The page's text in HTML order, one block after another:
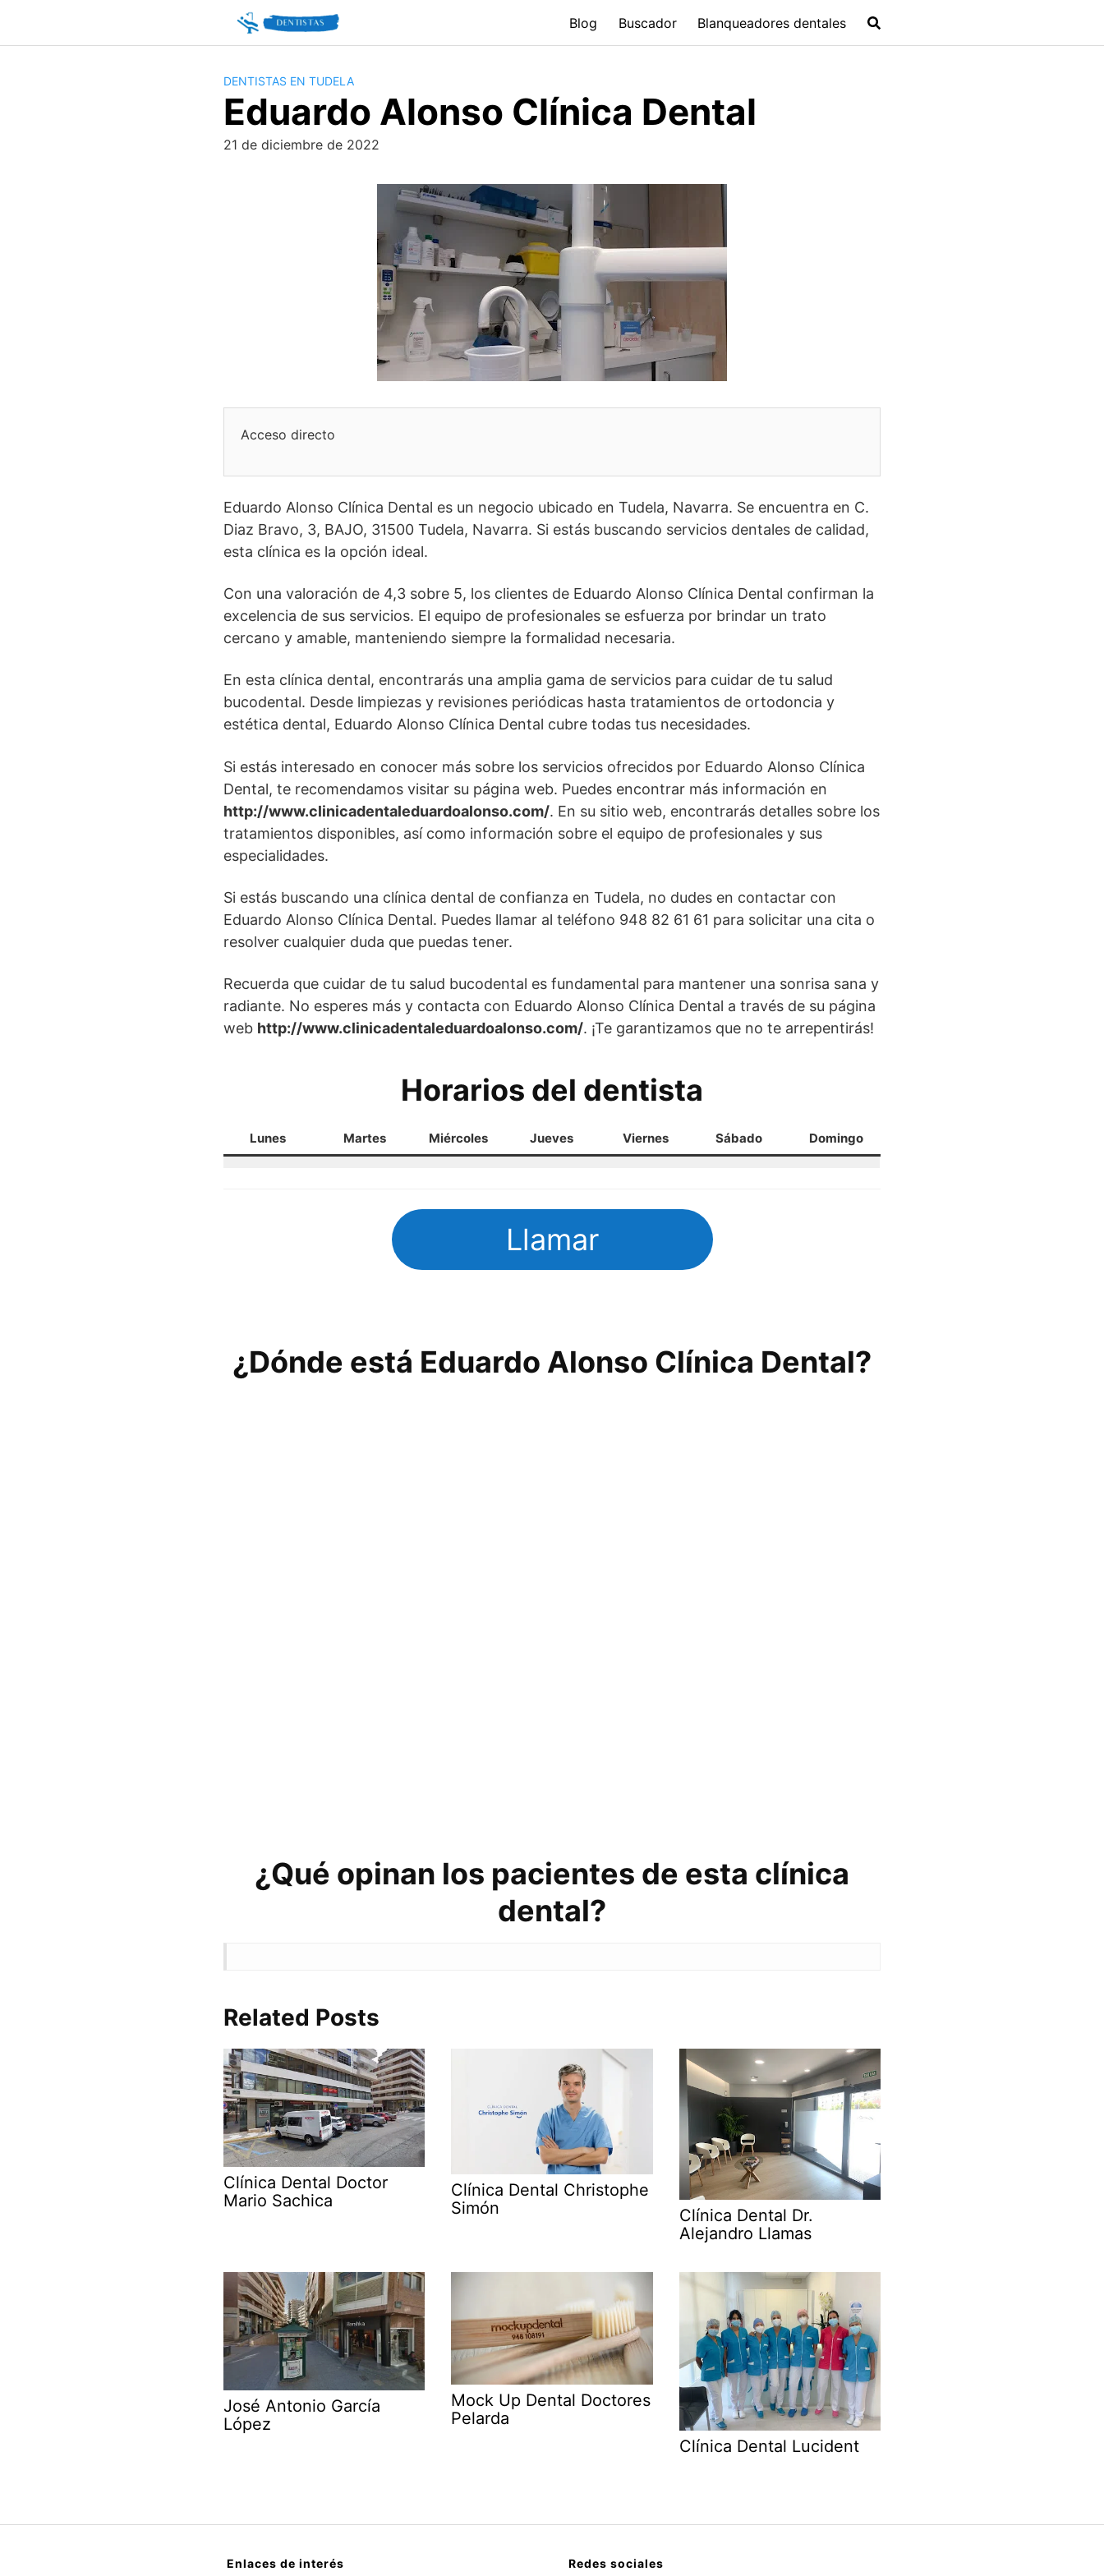
content
Blog Buscador Blanqueadores dentales
DENTISTAS EN TUDELA
Eduardo Alonso Clínica Dental
21 de diciembre de 2022
Acceso directo
Eduardo Alonso Clínica Dental es un negocio ubicado en Tudela, Navarra. Se encuentra en C.
Diaz Bravo, 3, BAJO, 31500 Tudela, Navarra. Si estás buscando servicios dentales de calidad,
esta clínica es la opción ideal.
Con una valoración de 4,3 sobre 5, los clientes de Eduardo Alonso Clínica Dental confirman la
excelencia de sus servicios. El equipo de profesionales se esfuerza por brindar un trato
cercano y amable, manteniendo siempre la formalidad necesaria.
En esta clínica dental, encontrarás una amplia gama de servicios para cuidar de tu salud
bucodental. Desde limpiezas y revisiones periódicas hasta tratamientos de ortodoncia y
estética dental, Eduardo Alonso Clínica Dental cubre todas tus necesidades.
Si estás interesado en conocer más sobre los servicios ofrecidos por Eduardo Alonso Clínica
Dental, te recomendamos visitar su página web. Puedes encontrar más información en
http://www.clinicadentaleduardoalonso.com/. En su sitio web, encontrarás detalles sobre los
tratamientos disponibles, así como información sobre el equipo de profesionales y sus
especialidades.
Si estás buscando una clínica dental de confianza en Tudela, no dudes en contactar con
Eduardo Alonso Clínica Dental. Puedes llamar al teléfono 948 82 61 61 para solicitar una cita o
resolver cualquier duda que puedas tener.
Recuerda que cuidar de tu salud bucodental es fundamental para mantener una sonrisa sana y
radiante. No esperes más y contacta con Eduardo Alonso Clínica Dental a través de su página
web http://www.clinicadentaleduardoalonso.com/. ¡Te garantizamos que no te arrepentirás!
Horarios del dentista
Lunes Martes Miércoles Jueves Viernes Sábado Domingo
Llamar
¿Dónde está Eduardo Alonso Clínica Dental?
¿Qué opinan los pacientes de esta clínica
dental?
Related Posts
Clínica Dental Doctor
Mario Sachica
Clínica Dental Christophe
Simón
Clínica Dental Dr.
Alejandro Llamas
José Antonio García
López
Mock Up Dental Doctores
Pelarda
Clínica Dental Lucident
Enlaces de interés
Redes sociales